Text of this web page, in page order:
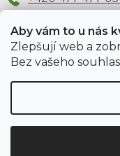
Aby vám to u nás
Zlepšují web a
Bez vašeho
Odběr